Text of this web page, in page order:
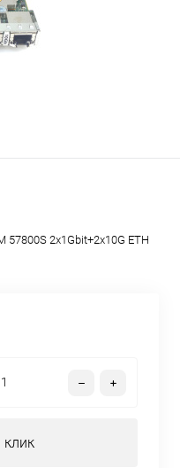
57800S 2x1Gbit+2x10G ETH
клик